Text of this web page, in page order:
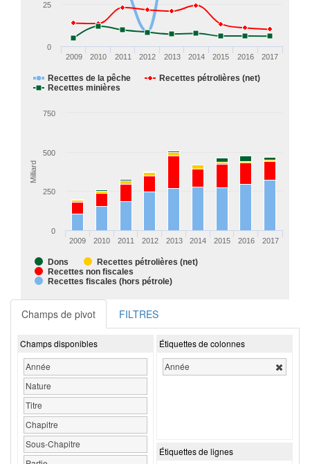
Recettes de la pêche
Recettes pétrolières (net)
Recettes minières
2009 2010 2011 2012 2013 2014 2015 2016 2017
0
25
Milliard
Dons
Recettes pétrolières (net)
Recettes non fiscales
Recettes fiscales (hors pétrole)
2009 2010 2011 2012 2013 2014 2015 2016 2017
0
250
500
750
Champs de pivot FILTRES
Champs disponibles
Année
Nature
Titre
Chapitre
Sous-Chapitre
Étiquettes de colonnes
Année
Étiquettes de lignes